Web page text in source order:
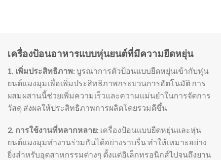
เครื่องป้อนอาหารแบบหุ่นยนต์ที่มีความยืดหยุ่น
1. เพิ่มประสิทธิภาพ:บูรณาการตัวป้อนแบบยืดหยุ่นเข้ากับหุ่น
ยนต์แมงมุมเพื่อเพิ่มประสิทธิภาพกระบวนการอัตโนมัติ การ
ผสมผสานนี้ช่วยเพิ่มความเร็วและความแม่นยำในการจัดการ
วัสดุ ส่งผลให้ประสิทธิภาพการผลิตโดยรวมดีขึ้น
2. การใช้งานที่หลากหลาย: เครื่องป้อนแบบยืดหยุ่นและหุ่น
ยนต์แมงมุมทำงานร่วมกันได้อย่างราบรื่น ทำให้เหมาะอย่าง
ยิ่งสำหรับอุตสาหกรรมต่างๆ ตั้งแต่อิเล็กทรอนิกส์ไปจนถึงยาน